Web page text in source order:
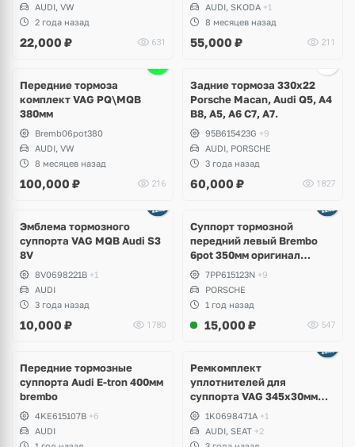
AUDI, VW
2 года назад
22,000 ₽ 631
AUDI, SKODA +1
8 месяцев назад
55,000 ₽ 211
Передние тормоза
комплект VAG PQ\MQB
380мм
Bremb06pot380
AUDI, VW
8 месяцев назад
100,000 ₽ 216
Задние тормоза 330х22
Porsche Macan, Audi Q5, A4
B8, A5, A6 C7, A7.
95B615423G +9
AUDI, PORSCHE
3 года назад
60,000 ₽ 1827
Эмблема тормозного
суппорта VAG MQB Audi S3
8V
8V0698221B +1
AUDI
3 года назад
10,000 ₽ 1780
Суппорт тормозной
передний левый Brembo
6pot 350мм оригинал
Porsche Cayenne 958,
Panamera 971
7PP615123N +9
PORSCHE
1 год назад
15,000 ₽ 547
Передние тормозные
суппорта Audi E-tron 400мм
brembo
4KE615107B +6
AUDI
Ремкомплект
уплотнителей для
суппорта VAG 345x30мм
Audi A3, TT 3.2, S3, TTS,
Volkswagen Eos, Passat B6
3.2, R36, CC 3.6, Golf V R32,
1K0698471A +1
AUDI, SEAT +2